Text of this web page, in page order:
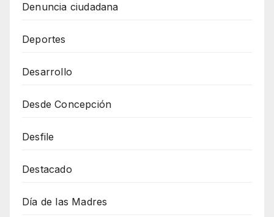
Denuncia ciudadana
Deportes
Desarrollo
Desde Concepción
Desfile
Destacado
Día de las Madres